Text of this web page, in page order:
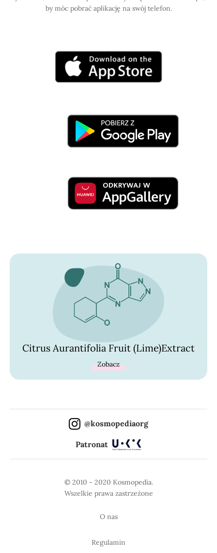
by móc pobrać aplikację na swój telefon.
Citrus Aurantifolia Fruit (Lime)Extract
Zobacz
@kosmopediaorg
Patronat
© 2010 - 2020 Kosmopedia.
Wszelkie prawa zastrzeżone
O nas
Regulamin